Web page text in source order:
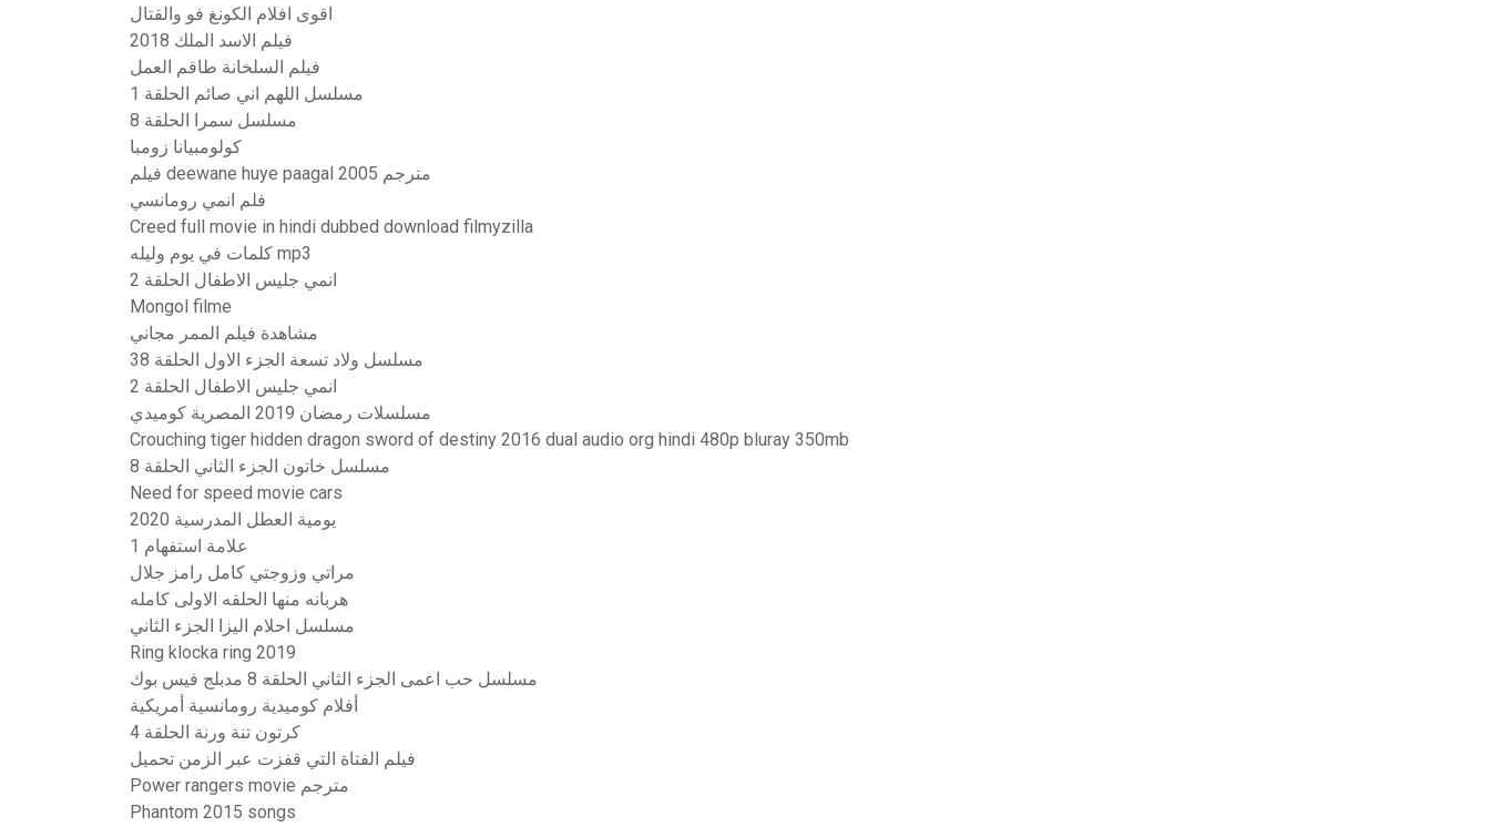
اقوى افلام الكونغ فو والقتال
فيلم الاسد الملك 2018
فيلم السلخانة طاقم العمل
مسلسل اللهم اني صائم الحلقة 1
مسلسل سمرا الحلقة 8
كولومبيانا زومبا
فيلم deewane huye paagal 2005 مترجم
فلم انمي رومانسي
Creed full movie in hindi dubbed download filmyzilla
كلمات في يوم وليله mp3
انمي جليس الاطفال الحلقة 2
Mongol filme
مشاهدة فيلم الممر مجاني
مسلسل ولاد تسعة الجزء الاول الحلقة 38
انمي جليس الاطفال الحلقة 2
مسلسلات رمضان 2019 المصرية كوميدي
Crouching tiger hidden dragon sword of destiny 2016 dual audio org hindi 480p bluray 350mb
مسلسل خاتون الجزء الثاني الحلقة 8
Need for speed movie cars
يومية العطل المدرسية 2020
علامة استفهام 1
مراتي وزوجتي كامل رامز جلال
هربانه منها الحلقه الاولى كامله
مسلسل احلام اليزا الجزء الثاني
Ring klocka ring 2019
مسلسل حب اعمى الجزء الثاني الحلقة 8 مدبلج فيس بوك
أفلام كوميدية رومانسية أمريكية
كرتون تنة ورنة الحلقة 4
فيلم الفتاة التي قفزت عبر الزمن تحميل
Power rangers movie مترجم
Phantom 2015 songs